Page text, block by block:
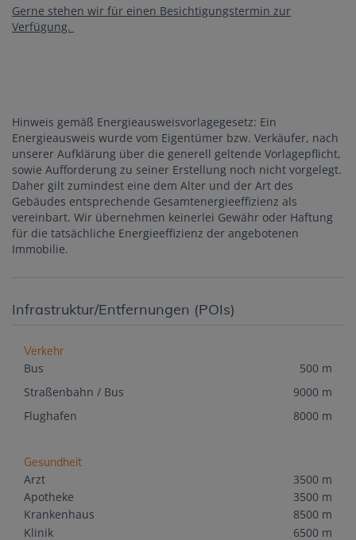
Gerne stehen wir für einen Besichtigungstermin zur
Verfügung.
Hinweis gemäß Energieausweisvorlagegesetz: Ein
Energieausweis wurde vom Eigentümer bzw. Verkäufer, nach
unserer Aufklärung über die generell geltende Vorlagepflicht,
sowie Aufforderung zu seiner Erstellung noch nicht vorgelegt.
Daher gilt zumindest eine dem Alter und der Art des
Gebäudes entsprechende Gesamtenergieeffizienz als
vereinbart. Wir übernehmen keinerlei Gewähr oder Haftung
für die tatsächliche Energieeffizienz der angebotenen
Immobilie.
Infrastruktur/Entfernungen (POIs)
Verkehr
Bus
500 m
Straßenbahn / Bus
9000 m
Flughafen
8000 m
Gesundheit
Arzt
3500 m
Apotheke
3500 m
Krankenhaus
8500 m
Klinik
6500 m